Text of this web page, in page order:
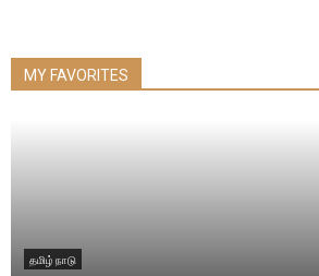
MY FAVORITES
தமிழ் நாடு